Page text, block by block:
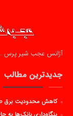
آژانس عجب شیر پرس
جدیدترین مطالب
کاهش محدودیت برق